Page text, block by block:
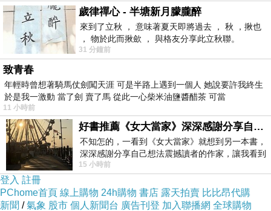
歲律禪心 - 半塘新月朦朧醉
來到了立秋 ， 意味著夏天即將過去 ， 秋 ，揪也
， 物於此而揪歛 ， 與格友分享此立秋聯。
31 分鐘前
致青春
年輕時曾想著騎馬仗劍闖天涯 可是半路上遇到一個人 她說要許我終生
於是我一激動 當了劍 賣了馬 從此一心柴米油鹽醬醋茶 可當
11 小時前
好書推薦《女大當家》深深感謝分享自己想法震撼讀者的作家，讓我看到不同樣貌的家庭！
不知怎的，一看到《女大當家》就想到另一本書，
深深感謝分享自己想法震撼讀者的作家，讓我看到
不同樣貌的家庭！ 《女大
15 小時前
登入 註冊
PChome首頁 線上購物 24h購物 書店 露天拍賣 比比昂代購
新聞 /氣象 股市 個人新聞台 廣告刊登 加入聯播網 全球購物